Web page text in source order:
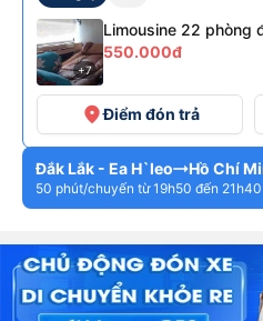
+7
Limousine 22 phòng
550.000đ
placeĐiểm đón trả
Đắk Lắk - Ea H`leo Hồ Chí
50 phút/chuyến từ 19h50 đến 21h40